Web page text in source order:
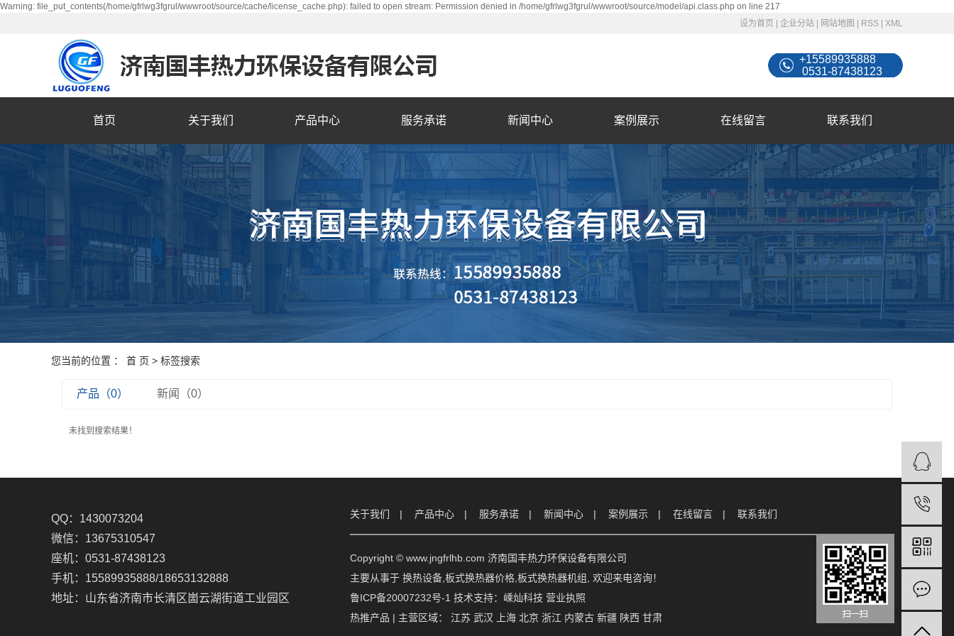
Warning: file_put_contents(/home/gfrlwg3fgrul/wwwroot/source/cache/license_cache.php): failed to open stream: Permission denied in /home/gfrlwg3fgrul/wwwroot/source/model/api.class.php on line 217
设为首页
企业分站 网站地图 RSS XML
+15589935888
0531-87438123
首页 关于我们 产品中心 服务承诺 新闻中心 案例展示 在线留言 联系我们
您当前的位置 ： 首 页 > 标签搜索
产品（0） 新闻（0）
未找到搜索结果！
QQ：1430073204
微信：13675310547
座机：0531-87438123
手机：15589935888/18653132888
地址：山东省济南市长清区崮云湖街道工业园区
关于我们 产品中心 服务承诺 新闻中心 案例展示 在线留言 联系我们
Copyright © www.jngfrlhb.com 济南国丰热力环保设备有限公司
主要从事于 换热设备 板式换热器价格 板式换热器机组 , 欢迎来电咨询！
鲁ICP备20007232号-1 技术支持： 嵊灿科技 营业执照
热推产品 | 主营区域： 江苏 武汉 上海 北京 浙江 内蒙古 新疆 陕西 甘肃